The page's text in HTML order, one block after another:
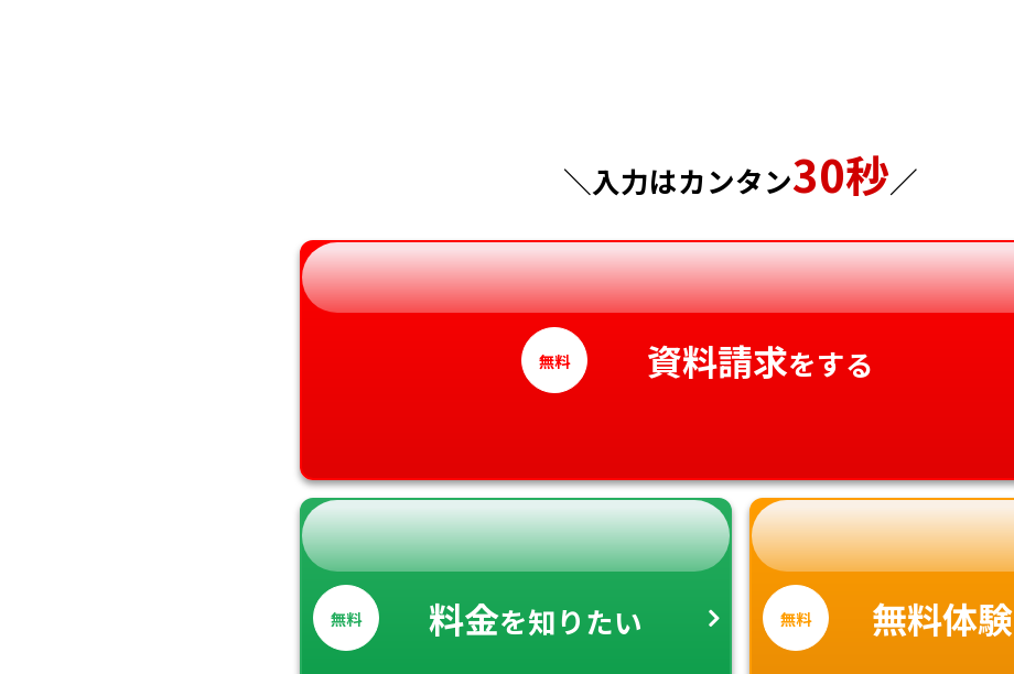
神奈川県
徳島県
愛媛県
＼入力はカンタン30秒／
無料 資料請求をする
無料 料金を知りたい 無料 無料体験